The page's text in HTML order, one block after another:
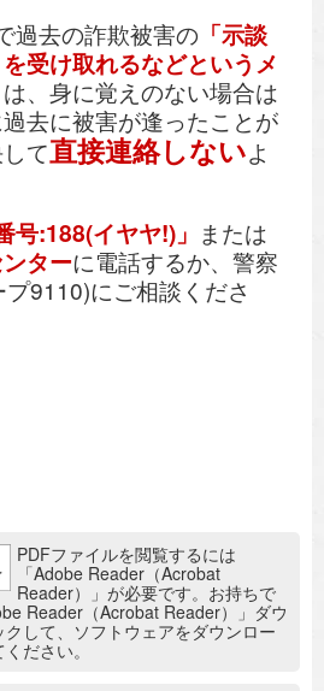
過去の詐欺被害の 「示談
を受け取れるなどというメ
、身に覚えのない場合は
去に被害が逢ったことが
て直接連絡しないよ
号:188(イヤヤ!)」 または
ターに電話するか、警察
9110)にご相談くださ
ル
PDFファイルを閲覧するには
「Adobe Reader（Acrobat
Reader）」が必要です。お持ちで
Reader（Acrobat Reader）」ダウ
して、ソフトウェアをダウンロー
ださい。